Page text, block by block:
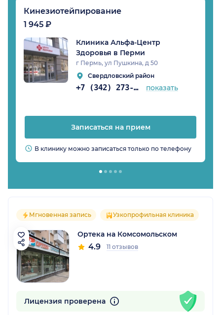
Кинезиотейпирование
1 945 ₽
Клиника Альфа-Центр
Здоровья в Перми
г Пермь, ул Пушкина, д 50
Свердловский район
+7 (342) 273-82-37 показать
Записаться на прием
В клинику можно записаться только по телефону
Мгновенная запись Узкопрофильная клиника
Ортека на Комсомольском
4.9 11 отзывов
Лицензия проверена